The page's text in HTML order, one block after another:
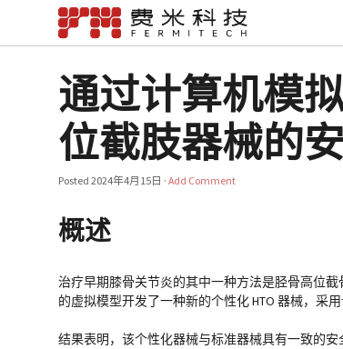
通过计算机模
位截肢器械的
Posted2024年4月15日 ·Add Comment
概述
治疗早期膝骨关节炎的其中一种方法是胫骨高位截
的虚拟模型开发了一种新的个性化 HTO 器械，采
结果表明，该个性化器械与标准器械具有一致的安